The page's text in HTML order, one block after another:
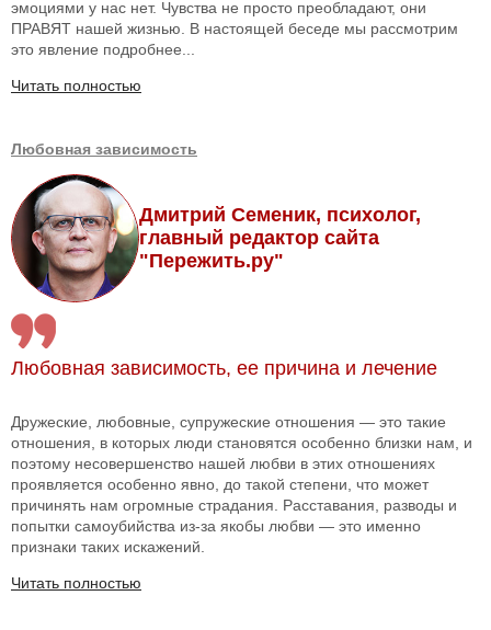
эмоциями у нас нет. Чувства не просто преобладают, они
ПРАВЯТ нашей жизнью. В настоящей беседе мы рассмотрим
это явление подробнее...
Читать полностью
Любовная зависимость
Дмитрий Семеник, психолог,
главный редактор сайта
"Пережить.ру"
Любовная зависимость, ее причина и лечение
Дружеские, любовные, супружеские отношения — это такие
отношения, в которых люди становятся особенно близки нам, и
поэтому несовершенство нашей любви в этих отношениях
проявляется особенно явно, до такой степени, что может
причинять нам огромные страдания. Расставания, разводы и
попытки самоубийства из-за якобы любви — это именно
признаки таких искажений.
Читать полностью